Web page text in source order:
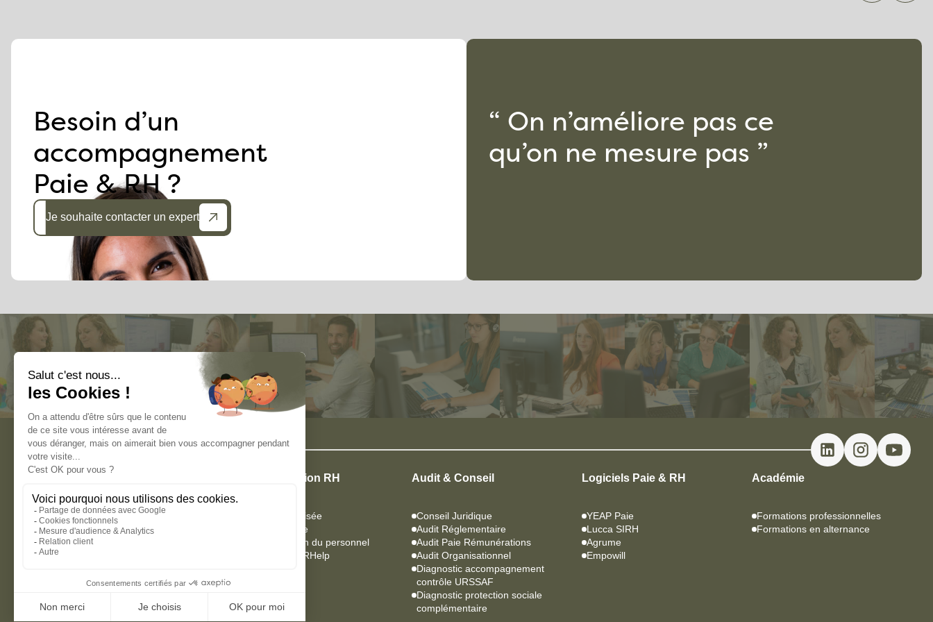
Besoin d’un
accompagnement
Paie & RH ?
Je souhaite contacter un expert
“ On n’améliore pas ce
qu’on ne mesure pas ”
Adaptez votre organisation RH aux
Le groupe Paie & RH vous accompagne avec des
solutions adaptées, performantes et durables sur
l’ensemble de votre écosystème RH.
Externalisation RH
Paie externalisée
Paie copilotée
Administration du personnel
externalisée RHelp
Audit & Conseil
Conseil Juridique
Audit Réglementaire
Audit Paie Rémunérations
Audit Organisationnel
Diagnostic accompagnement
contrôle URSSAF
Diagnostic protection sociale
complémentaire
Logiciels Paie & RH
YEAP Paie
Lucca SIRH
Agrume
Empowill
Académie
Formations professionnelles
Formations en alternance